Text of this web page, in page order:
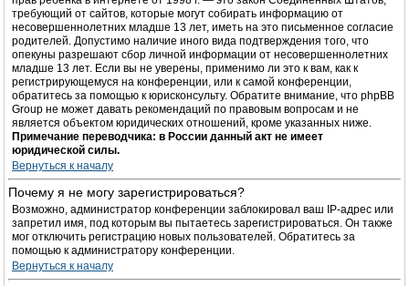
требующий от сайтов, которые могут собирать информацию от
несовершеннолетних младше 13 лет, иметь на это письменное согласие
родителей. Допустимо наличие иного вида подтверждения того, что
опекуны разрешают сбор личной информации от несовершеннолетних
младше 13 лет. Если вы не уверены, применимо ли это к вам, как к
регистрирующемуся на конференции, или к самой конференции,
обратитесь за помощью к юрисконсульту. Обратите внимание, что phpBB
Group не может давать рекомендаций по правовым вопросам и не
является объектом юридических отношений, кроме указанных ниже.
Примечание переводчика: в России данный акт не имеет
юридической силы.
Вернуться к началу
Почему я не могу зарегистрироваться?
Возможно, администратор конференции заблокировал ваш IP-адрес или
запретил имя, под которым вы пытаетесь зарегистрироваться. Он также
мог отключить регистрацию новых пользователей. Обратитесь за
помощью к администратору конференции.
Вернуться к началу